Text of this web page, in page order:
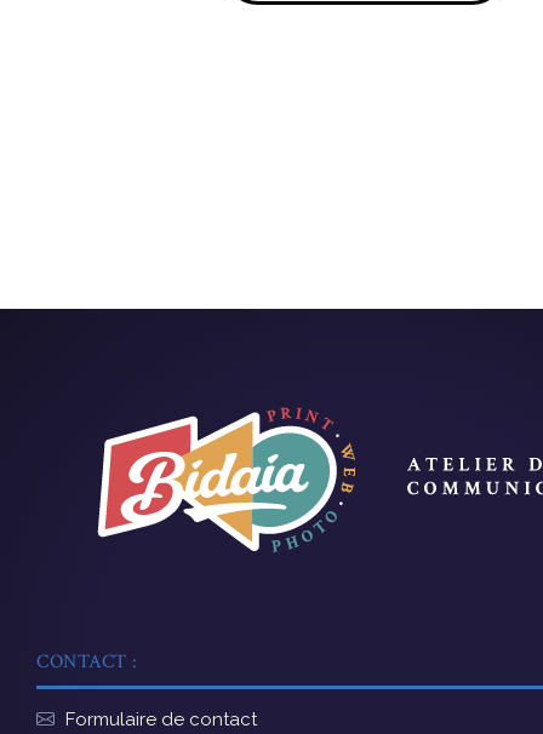
CONTACT :
Formulaire de contact